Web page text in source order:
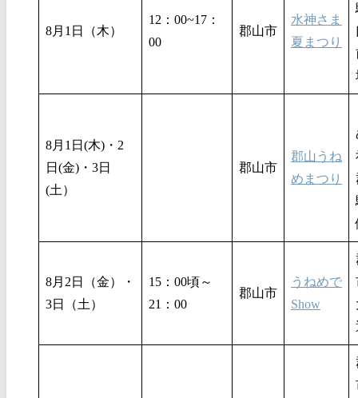
8月1日（木）
12：00~17：
00
郡山市
水神さま
夏まつり
8月1日(木)・2
日(金)・3日
(土）
郡山市
郡山うね
めまつり
8月2日（金）・
3日（土）
15：00頃～
21：00
郡山市
うねめで
Show